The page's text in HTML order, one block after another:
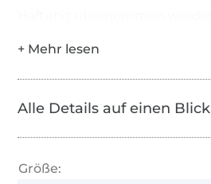
Alle Details auf einen Blick
Größe: